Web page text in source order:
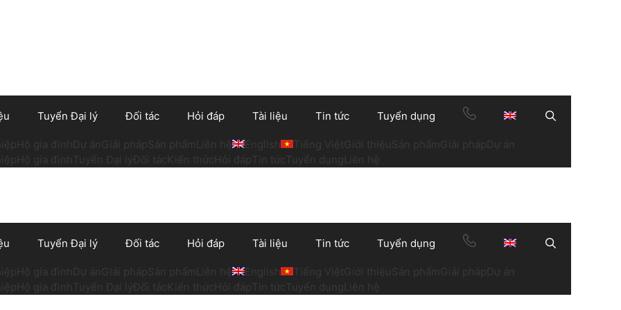
Tuyển Đại lý Đối tác Hỏi đáp Tài liệu Tin tức Tuyển dụng
Hộ gia đình Dự ánGiải pháp Sản phẩm Liên hệ English Tiếng ViệtGiới thiệu Sản phẩm Giải phápDự án
Hộ gia đình Tuyển Đại lý Đối tác Kiến thức Hỏi đáp Tin tức Tuyển dụng Liên hệ
Tuyển Đại lý Đối tác Hỏi đáp Tài liệu Tin tức Tuyển dụng
Hộ gia đình Dự ánGiải pháp Sản phẩm Liên hệ English Tiếng ViệtGiới thiệu Sản phẩm Giải phápDự án
Hộ gia đình Tuyển Đại lý Đối tác Kiến thức Hỏi đáp Tin tức Tuyển dụng Liên hệ